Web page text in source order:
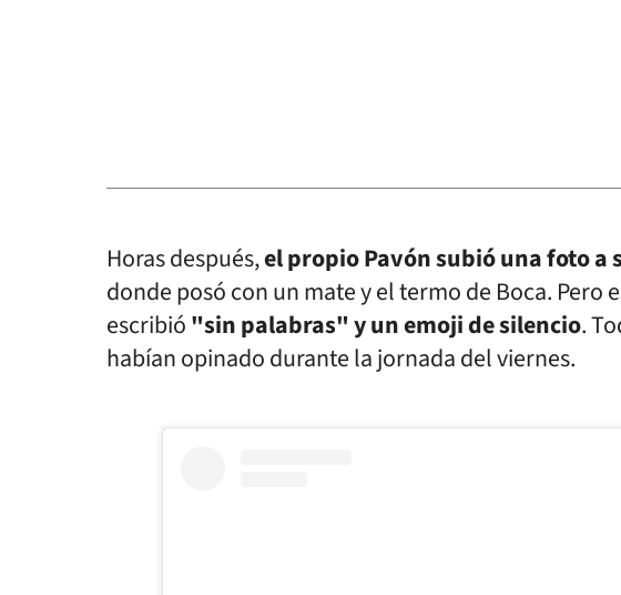
Horas después,el propio Pavón subió una foto a
donde posó con un mate y el termo de Boca. Pero
escribió"sin palabras" y un emoji de silencio.
habían opinado durante la jornada del viernes.